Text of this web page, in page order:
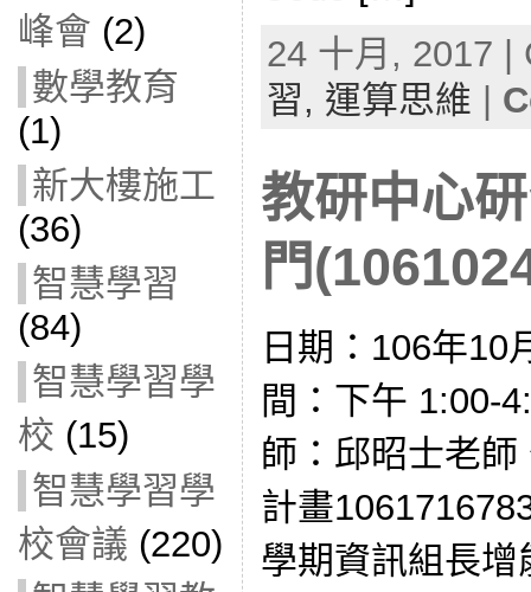
峰會 (2)
數學教育
(1)
新大樓施工
(36)
智慧學習
(84)
智慧學習學
校 (15)
智慧學習學
校會議 (220)
24 十月, 2017
習, 運算思維
教研中心
門
日期：106年10
間：下午 1:00-
師：邱昭士老
計畫
學期資訊組長